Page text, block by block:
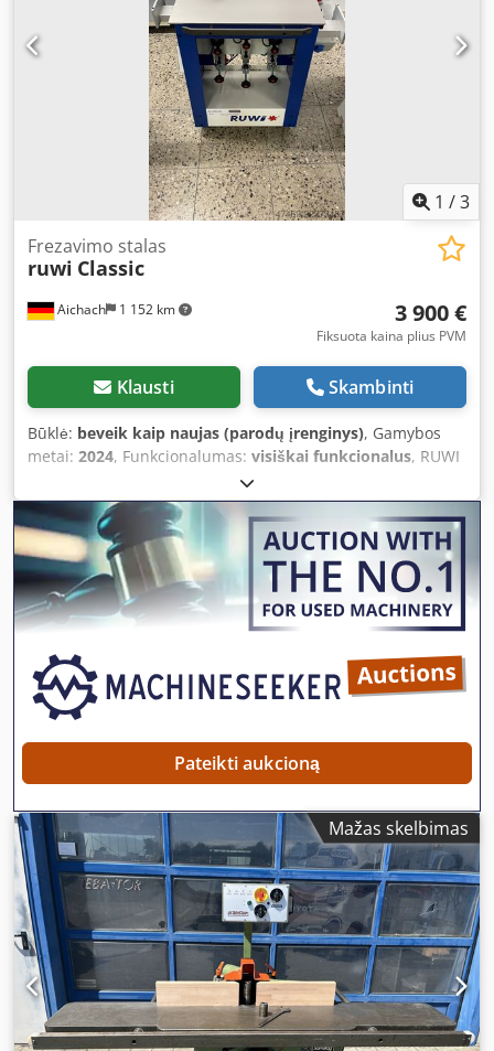
1 /3
Aichach 1 152 km
Frezavimo stalas
ruwi Classic
3 900 €
Fiksuota kaina plius PVM
Klausti Skambinti
Būklė: beveik kaip naujas (parodų įrenginys), Gamybos
metai: 2024, Funkcionalumas: visiškai funkcionalus, RUWI
klasikinė frezavimo staklė – stalinė frezavimo staklė su 3
varomaisiais blokais, Crjdpfx Aiozi Drtjcof speciali
komplektacija: lygiagretus liniuotė, varomojo bloko
smulkus reguliavimas, tvirtinimo komplektas Aigner stalo
prailgintuvui, lankstus liniuotė. Stalo matmenys: 640 x 500
mm - 4 pasukami ratukai - varomieji blokai: 3 - galia: 1050
vatų - įtampa: 230 voltų - greitis: 8000–25000 aps./min.,
papildomai ø6 mm / ø6,35 mm / ø10 mm - frezavimo gylis:
43 mm - dulkių surinktuvo prijungimo anga: 120 mm -
svoris: 91 kg
Pateikti aukcioną
Mažas skelbimas